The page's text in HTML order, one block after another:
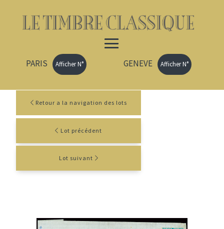
PARIS Afficher N° GENEVE Afficher N°
Retour a la navigation des lots
Lot précédent
Lot suivant